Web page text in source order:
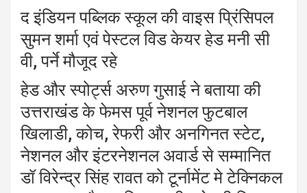
द इंडियन पब्लिक स्कूल की वाइस प्रिंसिपल
सुमन शर्मा एवं पेस्टल विड केयर हेड मनी सी
वी, पर्ने मौजूद रहे
हेड और स्पोर्ट्स अरुण गुसाई ने बताया की
उत्तराखंड के फेमस पूर्व नेशनल फुटबाल
खिलाडी, कोच, रेफरी और अनगिनत स्टेट,
नेशनल और इंटरनेशनल अवार्ड से सम्मानित
डॉ विरेन्द्र सिंह रावत को टूर्नामेंट मे टेक्निकल